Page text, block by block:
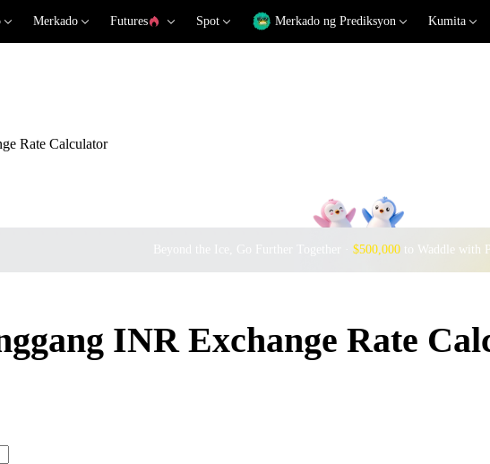
Merkado Futures Spot Merkado ng Prediksyon Kumita
Rate Calculator
Beyond the Ice, Go Further Together · $500,000to Waddle with
INR Exchange Rate